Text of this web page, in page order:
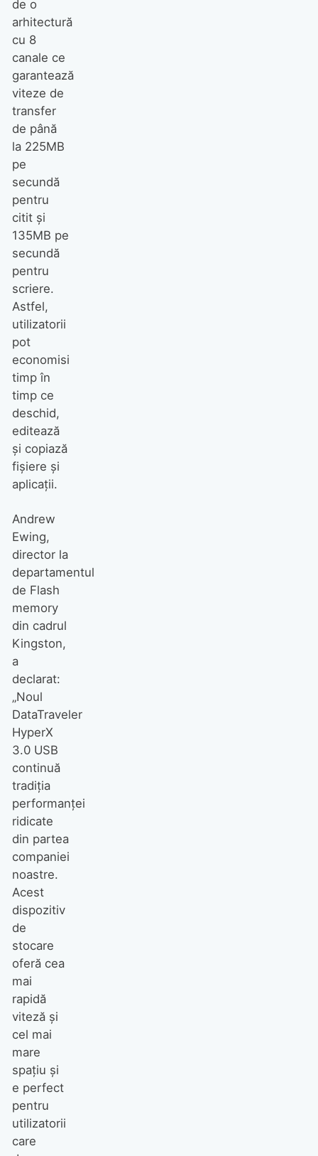
de o
arhitectură
cu 8
canale ce
garantează
viteze de
transfer
de până
la 225MB
pe
secundă
pentru
citit şi
135MB pe
secundă
pentru
scriere.
Astfel,
utilizatorii
pot
economisi
timp în
timp ce
deschid,
editează
şi copiază
fişiere şi
aplicaţii.
Andrew
Ewing,
director la
departamentul
de Flash
memory
din cadrul
Kingston,
a
declarat:
„Noul
DataTraveler
HyperX
3.0 USB
continuă
tradiţia
performanţei
ridicate
din partea
companiei
noastre.
Acest
dispozitiv
de
stocare
oferă cea
mai
rapidă
viteză şi
cel mai
mare
spaţiu şi
e perfect
pentru
utilizatorii
care